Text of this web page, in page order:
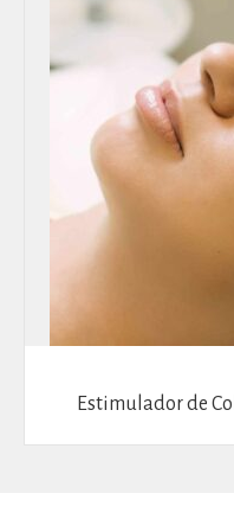
Estimulador de